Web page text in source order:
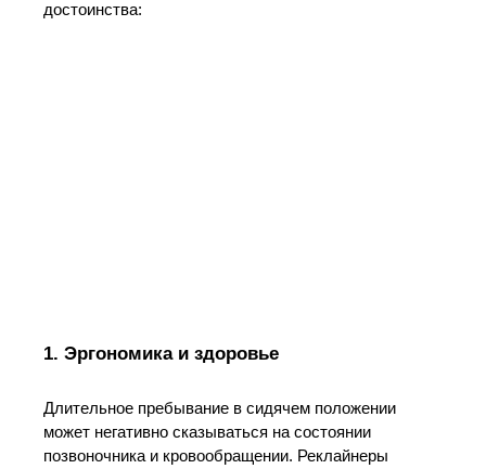
достоинства:
1. Эргономика и здоровье
Длительное пребывание в сидячем положении
может негативно сказываться на состоянии
позвоночника и кровообращении. Реклайнеры